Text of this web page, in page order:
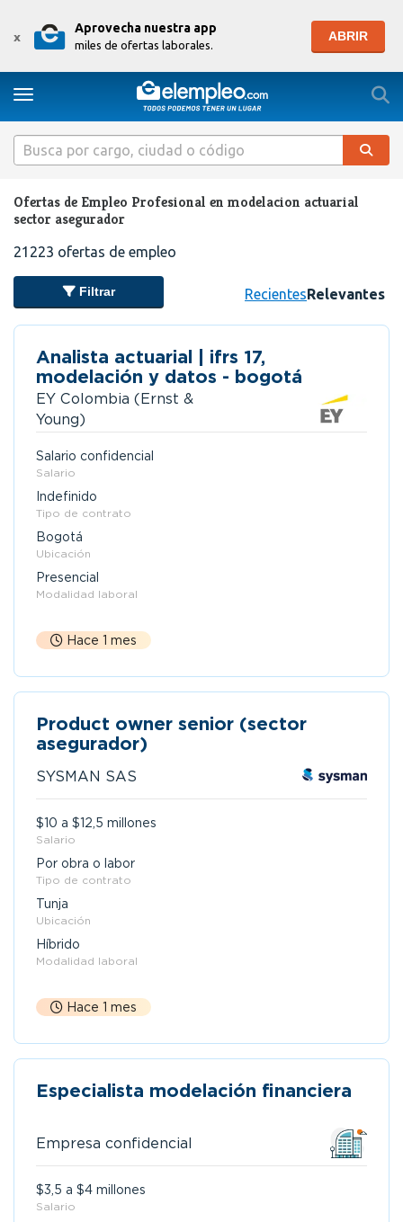
x
Aprovecha nuestra app
miles de ofertas laborales.
ABRIR
Toggle navigation
Ofertas de Empleo Profesional en modelacion actuarial
sector asegurador
21223 ofertas de empleo
Filtrar RecientesRelevantes
Analista actuarial | ifrs 17,
modelación y datos - bogotá
EY Colombia (Ernst &
Young)
Salario confidencial
Salario
Indefinido
Tipo de contrato
Bogotá
Ubicación
Presencial
Modalidad laboral
Hace 1 mes
Product owner senior (sector
asegurador)
SYSMAN SAS
$10 a $12,5 millones
Salario
Por obra o labor
Tipo de contrato
Tunja
Ubicación
Híbrido
Modalidad laboral
Hace 1 mes
Especialista modelación financiera
Empresa confidencial
$3,5 a $4 millones
Salario